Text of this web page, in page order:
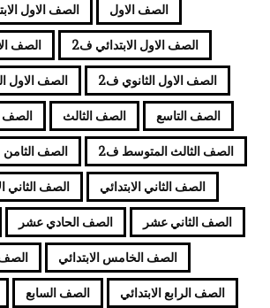
الصف الاول الصف الاول
الصف الاول الابتدائي ف2 الصف
الصف الاول الثانوي ف2 الصف الاول
الصف التاسع الصف الثالث الصف
الصف الثالث المتوسط ف2 الصف الثامن
الصف الثاني الابتدائي الصف الثاني
الصف الثاني عشر الصف الحادي عشر
الصف الخامس الابتدائي الصف
الصف الرابع الابتدائي الصف السابع